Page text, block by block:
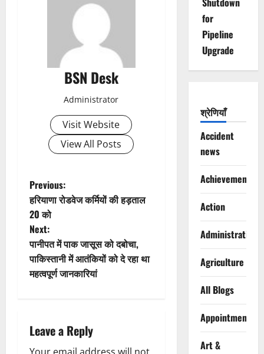
BSN Desk
Administrator
Visit Website
View All Posts
P
o
s
t
v
Previous:
हरियाणा रोडवेज कर्मियों की हड़ताल
20 को
Next:
पानीपत में पाक जासूस को दबोचा,
पाकिस्तानी में आतंकियों को दे रहा था
महत्वपूर्ण जानकारियां
Leave a Reply
Your email address will not
for
Pipeline
Upgrade
श्रेणियाँ
Accident
news
Achievements
Action
Administration
Agriculture
All Blogs
Appointments
Art &